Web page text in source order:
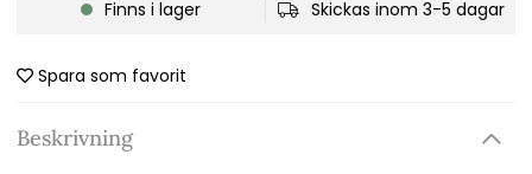
Finns i lager Skickas inom 3-5 dagar
Spara som favorit
Beskrivning